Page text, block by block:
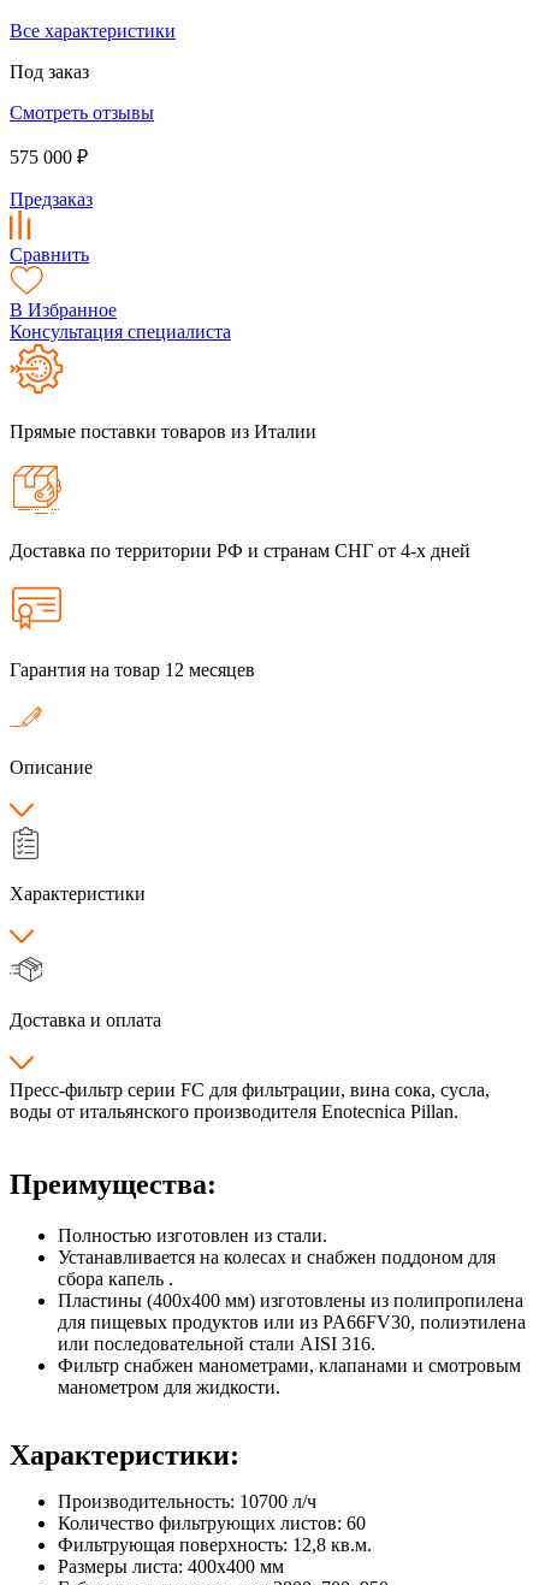
Все характеристики
Под заказ
Смотреть отзывы
575 000 ₽
Предзаказ
Сравнить
В Избранное
Консультация специалиста
Прямые поставки товаров из Италии
Доставка по территории РФ и странам СНГ от 4-х дней
Гарантия на товар 12 месяцев
Описание
Характеристики
Доставка и оплата
Пресс-фильтр серии FC для фильтрации, вина сока, сусла,
воды от итальянского производителя Enotecnica Pillan.
Преимущества:
Полностью изготовлен из стали.
Устанавливается на колесах и снабжен поддоном для
сбора капель .
Пластины (400x400 мм) изготовлены из полипропилена
для пищевых продуктов или из PA66FV30, полиэтилена
или последовательной стали AISI 316.
Фильтр снабжен манометрами, клапанами и смотровым
манометром для жидкости.
Характеристики:
Производительность: 10700 л/ч
Количество фильтрующих листов: 60
Фильтрующая поверхность: 12,8 кв.м.
Размеры листа: 400х400 мм